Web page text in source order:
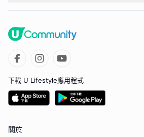
下載 U Lifestyle應用程式
關於